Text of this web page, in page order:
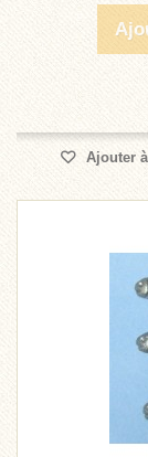
Ajouter